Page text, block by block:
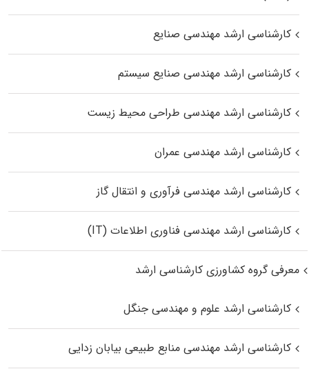
کارشناسی ارشد مهندسی صنایع
کارشناسی ارشد مهندسی صنایع سیستم
کارشناسی ارشد مهندسی طراحی محیط زیست
کارشناسی ارشد مهندسی عمران
کارشناسی ارشد مهندسی فرآوری و انتقال گاز
کارشناسی ارشد مهندسی فناوری اطلاعات (IT)
معرفی گروه کشاورزی کارشناسی ارشد
کارشناسی ارشد علوم و مهندسی جنگل
کارشناسی ارشد مهندسی منابع طبیعی بیابان زدایی